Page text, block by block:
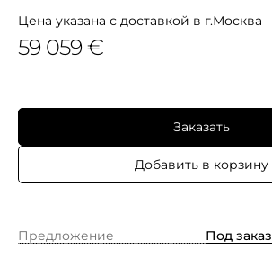
Цена указана с доставкой в г.Москва
59 059 €
Заказать
Добавить в корзину
Предложение
Под заказ